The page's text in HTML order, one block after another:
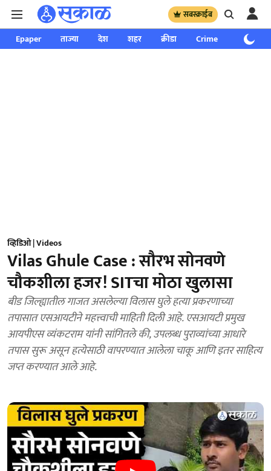
सबस्क्राईब
Epaper ताज्या देश शहर क्रीडा Crime साप्ताहिक
व्हिडिओ | Videos
Vilas Ghule Case : सौरभ सोनवणे
चौकशीला हजर! SITचा मोठा खुलासा
बीड जिल्ह्यातील गाजत असलेल्या विलास घुले हत्या प्रकरणाच्या
तपासात एसआयटीने महत्त्वाची माहिती दिली आहे. एसआयटी प्रमुख
आयपीएस व्यंकटराम यांनी सांगितले की, उपलब्ध पुराव्यांच्या आधारे
तपास सुरू असून हत्येसाठी वापरण्यात आलेला चाकू आणि इतर साहित्य
जप्त करण्यात आले आहे.